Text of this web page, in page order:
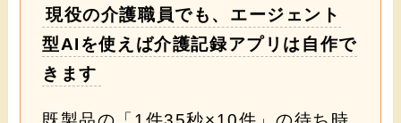
現役の介護職員でも、エージェント
型AIを使えば介護記録アプリは自作で
きます